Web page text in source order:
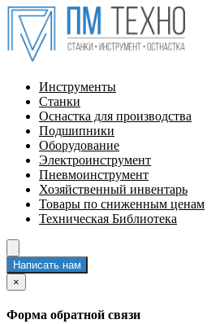
Инструменты
Станки
Оснастка для производства
Подшипники
Оборудование
Электроинструмент
Пневмоинструмент
Хозяйственный инвентарь
Товары по сниженным ценам
Техническая Библиотека
Написать нам
×
Форма обратной связи